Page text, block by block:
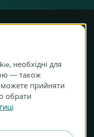
16A, 01-540 Варшава,
360614795
1111 0010 6087 8457
необхідні для
— також
можете прийняти
обрати